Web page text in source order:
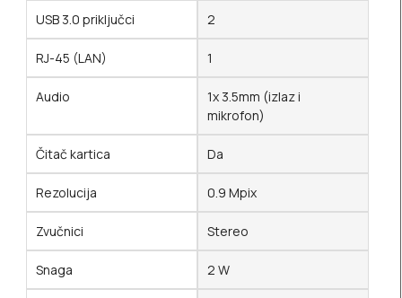
USB 3.0 priključci 2
RJ-45 (LAN) 1
Audio
1x 3.5mm (izlaz i
mikrofon)
Čitač kartica Da
Rezolucija 0.9 Mpix
Zvučnici Stereo
Snaga 2 W